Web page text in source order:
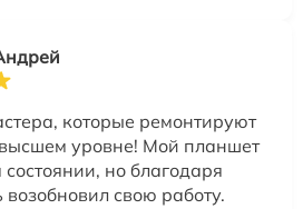
которые ремонтируют
уровне! Мой планшет
но благодаря
свою работу.